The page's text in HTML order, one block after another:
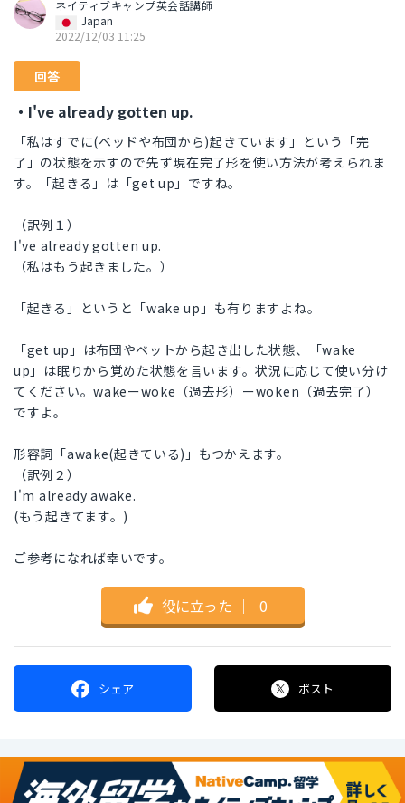
ネイティブキャンプ英会話講師
Japan
2022/12/03 11:25
回答
・I've already gotten up.
「私はすでに(ベッドや布団から)起きています」という「完
了」の状態を示すので先ず現在完了形を使い方法が考えられま
す。「起きる」は「get up」ですね。
（訳例１）
I've already gotten up.
（私はもう起きました。）
「起きる」というと「wake up」も有りますよね。
「get up」は布団やベットから起き出した状態、「wake
up」は眠りから覚めた状態を言います。状況に応じて使い分け
てください。wakeーwoke（過去形）ーwoken（過去完了）
ですよ。
形容詞「awake(起きている)」もつかえます。
（訳例２）
I'm already awake.
(もう起きてます。)
ご参考になれば幸いです。
役に立った ｜ 0
シェア ポスト